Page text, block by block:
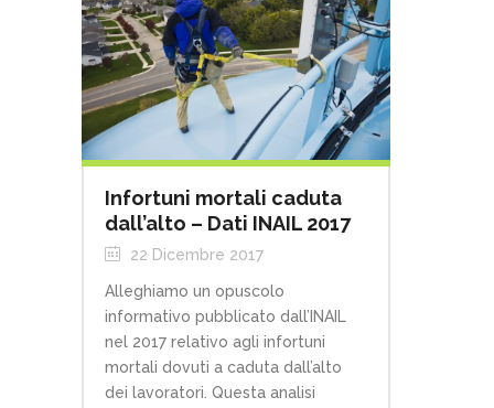
Infortuni mortali caduta
dall’alto – Dati INAIL 2017
22 Dicembre 2017
Alleghiamo un opuscolo
informativo pubblicato dall’INAIL
nel 2017 relativo agli infortuni
mortali dovuti a caduta dall’alto
dei lavoratori. Questa analisi